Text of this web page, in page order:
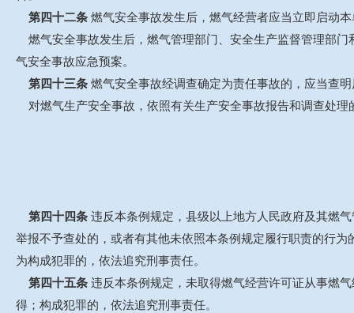
第四十二条 燃气安全事故发生后，燃气经营者应当立即启动
燃气安全事故发生后，燃气管理部门、安全生产监督管理部
气安全事故应急预案。
第四十三条 燃气安全事故经调查确定为责任事故的，应当查
对燃气生产安全事故，依照有关生产安全事故报告和调查处理
第四十四条 违反本条例规定，县级以上地方人民政府及其燃
举报不予查处的，或者有其他未依照本条例规定履行职责的行
为构成犯罪的，依法追究刑事责任。
第四十五条 违反本条例规定，未取得燃气经营许可证从事燃
得；构成犯罪的，依法追究刑事责任。